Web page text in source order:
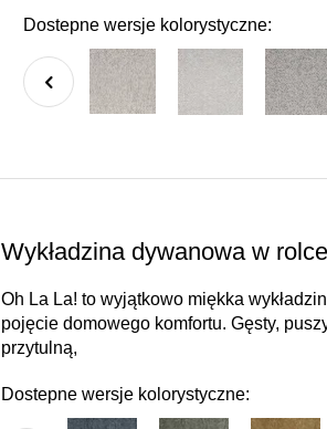
Dostepne wersje kolorystyczne:
Wykładzina dywanowa w
Oh La La! to wyjątkowo miękka
pojęcie domowego komfortu. Gęsty,
przytulną,
Dostepne wersje kolorystyczne: